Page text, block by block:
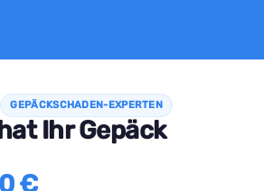
GEPÄCKSCHADEN-EXPERTEN
Ihr Gepäck
€